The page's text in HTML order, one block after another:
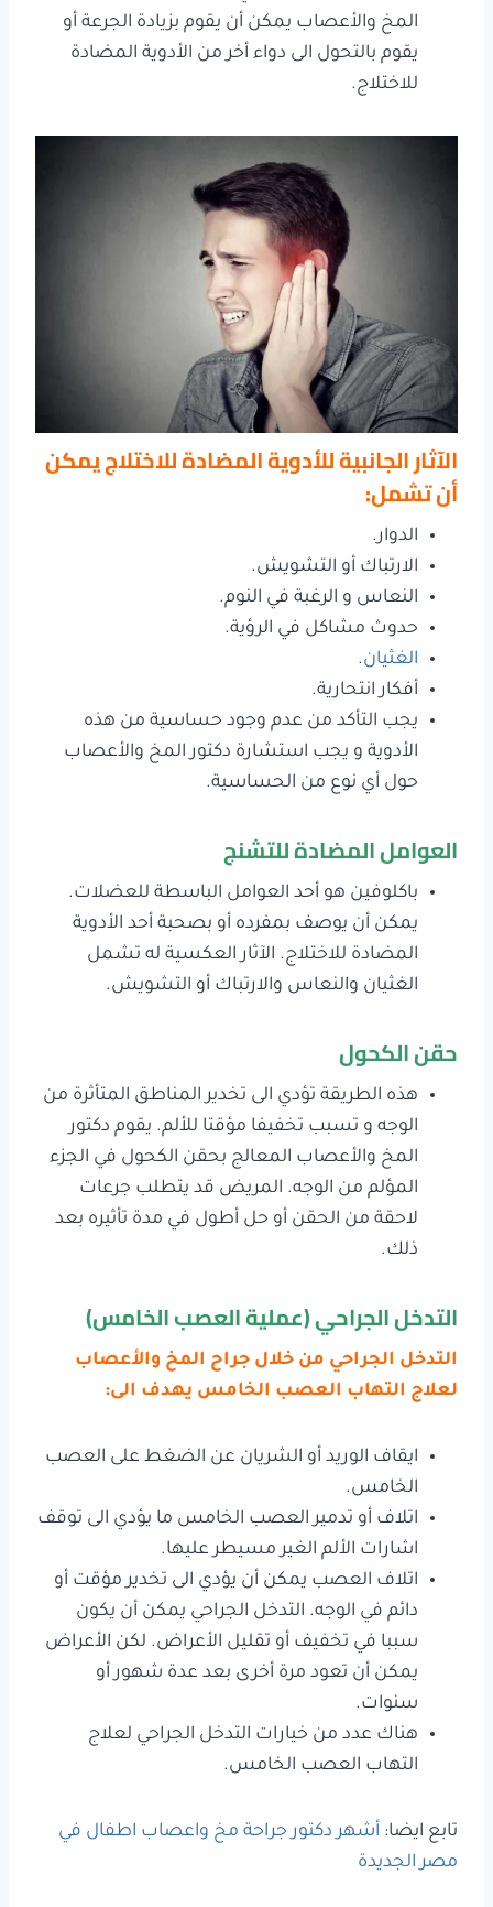
المخ والأعصاب يمكن أن يقوم بزيادة الجرعة أو
يقوم بالتحول الى دواء أخر من الأدوية المضادة
للاختلاج.
الآثار الجانبية للأدوية المضادة للاختلاج يمكن
أن تشمل:
الدوار.
الارتباك أو التشويش.
النعاس و الرغبة في النوم.
حدوث مشاكل في الرؤية.
الغثيان.
أفكار انتحارية.
يجب التأكد من عدم وجود حساسية من هذه
الأدوية و يجب استشارة دكتور المخ والأعصاب
حول أي نوع من الحساسية.
العوامل المضادة للتشنج
باكلوفين هو أحد العوامل الباسطة للعضلات.
يمكن أن يوصف بمفرده أو بصحبة أحد الأدوية
المضادة للاختلاج. الآثار العكسية له تشمل
الغثيان والنعاس والارتباك أو التشويش.
حقن الكحول
هذه الطريقة تؤدي الى تخدير المناطق المتأثرة من
الوجه و تسبب تخفيفا مؤقتا للألم. يقوم دكتور
المخ والأعصاب المعالج بحقن الكحول في الجزء
المؤلم من الوجه. المريض قد يتطلب جرعات
لاحقة من الحقن أو حل أطول في مدة تأثيره بعد
ذلك.
التدخل الجراحي (عملية العصب الخامس)
التدخل الجراحي من خلال جراح المخ والأعصاب
لعلاج التهاب العصب الخامس يهدف الى:
ايقاف الوريد أو الشريان عن الضغط على العصب
الخامس.
اتلاف أو تدمير العصب الخامس ما يؤدي الى توقف
اشارات الألم الغير مسيطر عليها.
اتلاف العصب يمكن أن يؤدي الى تخدير مؤقت أو
دائم في الوجه. التدخل الجراحي يمكن أن يكون
سببا في تخفيف أو تقليل الأعراض. لكن الأعراض
يمكن أن تعود مرة أخرى بعد عدة شهور أو
سنوات.
هناك عدد من خيارات التدخل الجراحي لعلاج
التهاب العصب الخامس.
تابع ايضا: أشهر دكتور جراحة مخ واعصاب اطفال في
مصر الجديدة